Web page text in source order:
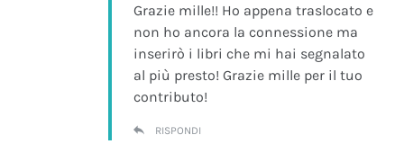
Grazie mille!! Ho appena traslocato e
non ho ancora la connessione ma
inserirò i libri che mi hai segnalato
al più presto! Grazie mille per il tuo
contributo!
RISPONDI